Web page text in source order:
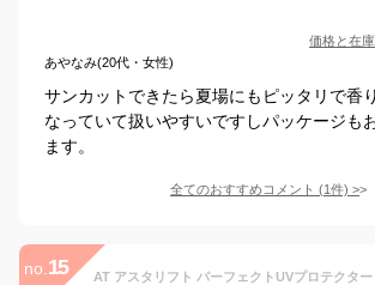
価格と在
あやなみ(20代・女性)
サンカットできたら夏場にもピッタリで香
なっていて扱いやすいですしパッケージも
ます。
全てのおすすめコメント (1件) >
no. 15